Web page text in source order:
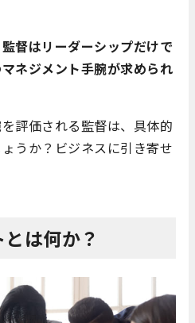
監督はリーダーシップだけで
ネジメント手腕が求められ
評価される監督は、具体的
うか？ビジネスに引き寄せ
は何か？